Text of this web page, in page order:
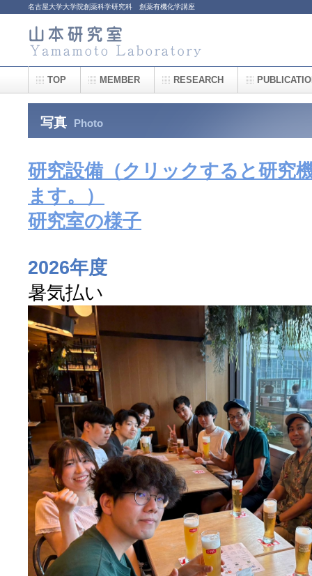
名古屋大学大学院創薬科学研究科 創薬有機化学講座
写真 Photo
研究設備（クリックすると研究
ます。）
研究室の様子
2026年度
暑気払い
TOP MEMBER RESEARCH